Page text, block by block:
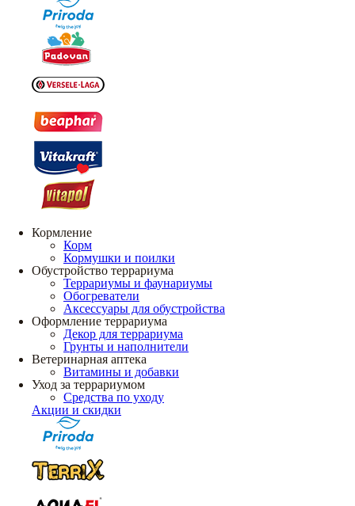
Кормление
Корм
Кормушки и поилки
Обустройство террариума
Террариумы и фаунариумы
Обогреватели
Аксессуары для обустройства
Оформление террариума
Декор для террариума
Грунты и наполнители
Ветеринарная аптека
Витамины и добавки
Уход за террариумом
Средства по уходу
Акции и скидки